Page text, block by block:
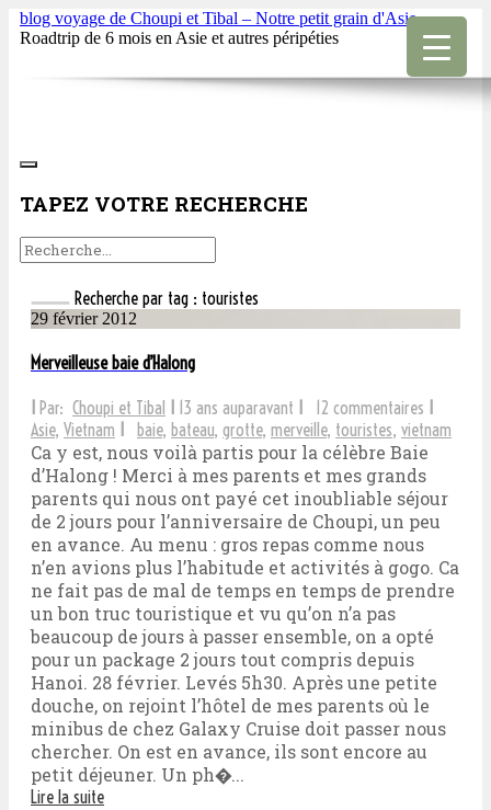
blog voyage de Choupi et Tibal – Notre petit grain d'Asie
Roadtrip de 6 mois en Asie et autres péripéties
TAPEZ VOTRE RECHERCHE
Recherche par tag : touristes
29 février 2012
Merveilleuse baie d’Halong
Par: Choupi et Tibal 13 ans auparavant 12 commentaires
Asie, Vietnam baie, bateau, grotte, merveille, touristes, vietnam
Ca y est, nous voilà partis pour la célèbre Baie
d’Halong ! Merci à mes parents et mes grands
parents qui nous ont payé cet inoubliable séjour
de 2 jours pour l’anniversaire de Choupi, un peu
en avance. Au menu : gros repas comme nous
n’en avions plus l’habitude et activités à gogo. Ca
ne fait pas de mal de temps en temps de prendre
un bon truc touristique et vu qu’on n’a pas
beaucoup de jours à passer ensemble, on a opté
pour un package 2 jours tout compris depuis
Hanoi. 28 février. Levés 5h30. Après une petite
douche, on rejoint l’hôtel de mes parents où le
minibus de chez Galaxy Cruise doit passer nous
chercher. On est en avance, ils sont encore au
petit déjeuner. Un ph�...
Lire la suite